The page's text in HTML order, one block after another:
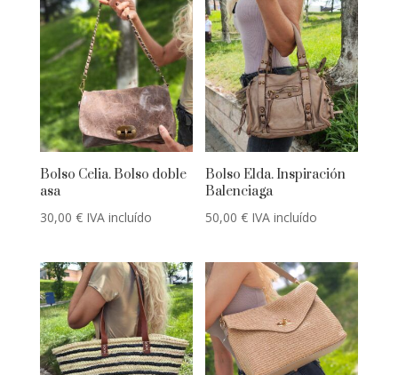
Bolso Celia. Bolso doble
asa
30,00 € IVA incluído
Bolso Elda. Inspiración
Balenciaga
50,00€ IVA incluído